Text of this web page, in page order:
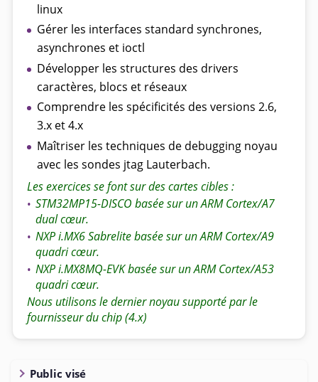
linux
Gérer les interfaces standard synchrones,
asynchrones et ioctl
Développer les structures des drivers
caractères, blocs et réseaux
Comprendre les spécificités des versions 2.6,
3.x et 4.x
Maîtriser les techniques de debugging noyau
avec les sondes jtag Lauterbach.
Les exercices se font sur des cartes cibles :
• STM32MP15-DISCO basée sur un ARM Cortex/A7
dual cœur.
• NXP i.MX6 Sabrelite basée sur un ARM Cortex/A9
quadri cœur.
• NXP i.MX8MQ-EVK basée sur un ARM Cortex/A53
quadri cœur.
Nous utilisons le dernier noyau supporté par le
fournisseur du chip (4.x)
Public visé